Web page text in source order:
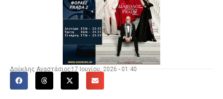
Δούκλης Αναστάσιος 17 Ιουνίου, 2026 - 01:40